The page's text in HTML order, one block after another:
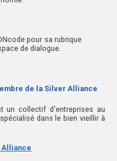
pour sa rubrique
de dialogue.
de la Silver Alliance
un collectif d'entreprises au
dans le bien vieillir à
Alliance